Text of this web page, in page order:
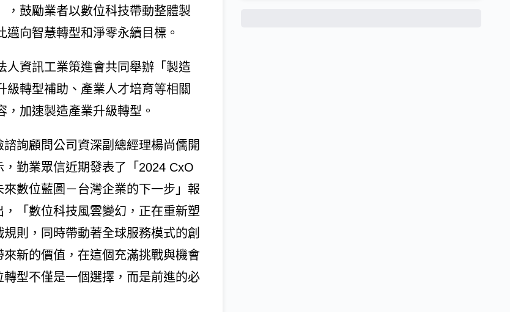
，鼓勵業者以數位科技帶動整體製
向智慧轉型和淨零永續目標。
人資訊工業策進會共同舉辦「製造
轉型補助、產業人才培育等相關
加速製造產業升級轉型。
諮詢顧問公司資深副總經理楊尚儒開
，勤業眾信近期發表了「2024 CxO
來數位藍圖－台灣企業的下一步」報
，「數位科技風雲變幻，正在重新塑
則，同時帶動著全球服務模式的創
來新的價值，在這個充滿挑戰與機會
轉型不僅是一個選擇，而是前進的必